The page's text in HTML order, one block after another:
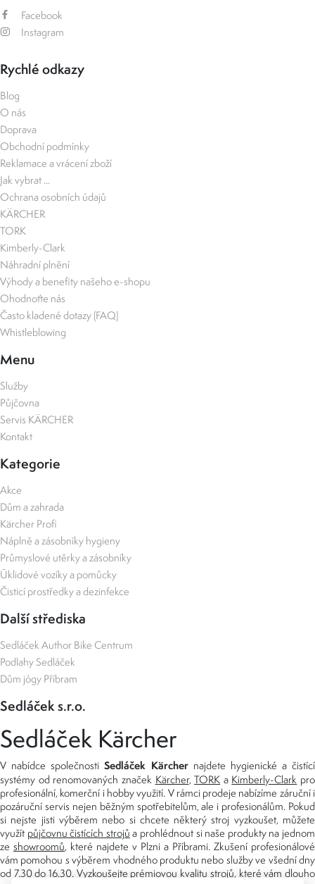
Facebook
Instagram
Rychlé odkazy
Blog
O nás
Doprava
Obchodní podmínky
Reklamace a vrácení zboží
Jak vybrat ...
Ochrana osobních údajů
KÄRCHER
TORK
Kimberly-Clark
Náhradní plnění
Výhody a benefity našeho e-shopu
Ohodnoťte nás
Často kladené dotazy (FAQ)
Whistleblowing
Menu
Služby
Půjčovna
Servis KÄRCHER
Kontakt
Kategorie
Akce
Dům a zahrada
Kärcher Profi
Náplně a zásobníky hygieny
Průmyslové utěrky a zásobníky
Úklidové vozíky a pomůcky
Čisticí prostředky a dezinfekce
Další střediska
Sedláček Author Bike Centrum
Podlahy Sedláček
Dům jógy Příbram
Sedláček s.r.o.
Sedláček Kärcher
V nabídce společnostiSedláček Kärchernajdete hygienické a čistící
systémy od renomovaných značek Kärcher,TORK a Kimberly-Clark pro
profesionální, komerční i hobby využití. V rámci prodeje nabízíme záruční i
pozáruční servis nejen běžným spotřebitelům, ale i profesionálům. Pokud
si nejste jisti výběrem nebo si chcete některý stroj vyzkoušet, můžete
využít půjčovnu čistících strojů a prohlédnout si naše produkty na jednom
ze showroomů, které najdete v Plzni a Příbrami. Zkušení profesionálové
vám pomohou s výběrem vhodného produktu nebo služby ve všední dny
od 7.30 do 16.30. Vyzkoušejte prémiovou kvalitu strojů, které vám dlouho